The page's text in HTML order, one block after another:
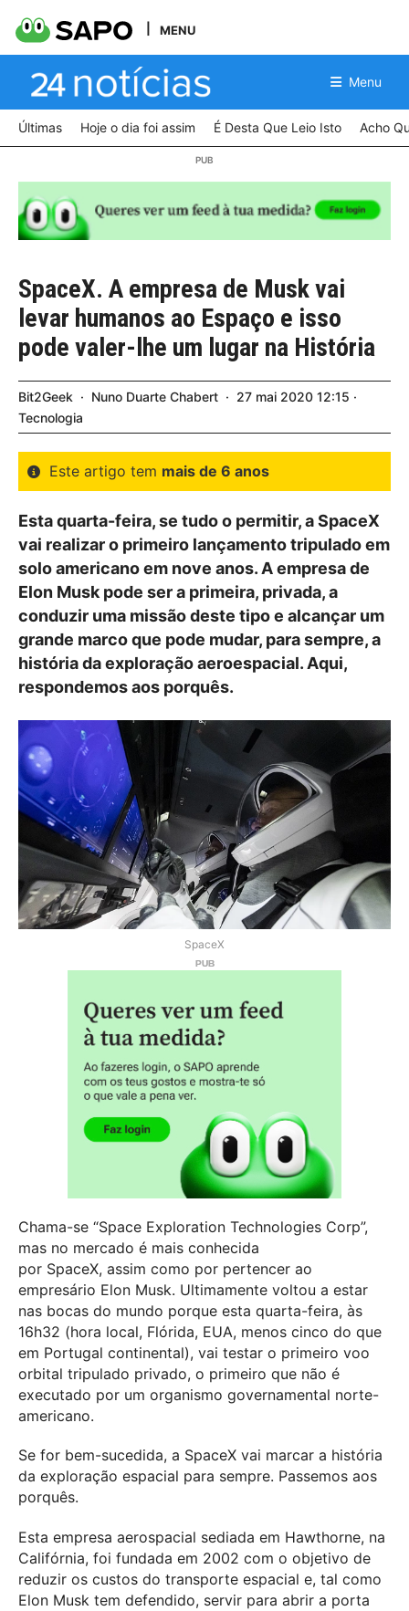
MENU
Menu
Últimas Hoje o dia foi assim É Desta Que Leio Isto Acho
SpaceX. A empresa de Musk vai
levar humanos ao Espaço e isso
pode valer-lhe um lugar na História
Bit2Geek Nuno Duarte Chabert 27 mai 2020 12:15
Tecnologia
Este artigo tem mais de 6 anos
Esta quarta-feira, se tudo o permitir, a SpaceX
vai realizar o primeiro lançamento tripulado em
solo americano em nove anos. A empresa de
Elon Musk pode ser a primeira, privada, a
conduzir uma missão deste tipo e alcançar um
grande marco que pode mudar, para sempre, a
história da exploração aeroespacial. Aqui,
respondemos aos porquês.
SpaceX
Chama-se “Space Exploration Technologies Corp”,
mas no mercado é mais conhecida
por SpaceX, assim como por pertencer ao
empresário Elon Musk. Ultimamente voltou a estar
nas bocas do mundo porque esta quarta-feira, às
16h32 (hora local, Flórida, EUA, menos cinco do que
em Portugal continental), vai testar o primeiro voo
orbital tripulado privado, o primeiro que não é
executado por um organismo governamental norte-
americano.
Se for bem-sucedida, a SpaceX vai marcar a história
da exploração espacial para sempre. Passemos aos
porquês.
Esta empresa aerospacial sediada em Hawthorne, na
Califórnia, foi fundada em 2002 com o objetivo de
reduzir os custos do transporte espacial e, tal como
Elon Musk tem defendido, servir para abrir a porta